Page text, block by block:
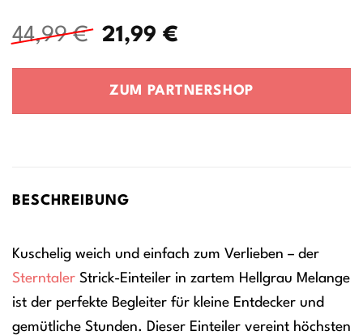
44,99€
Ursprünglicher
war:
21,99 €Aktueller
ist:
ZUM PARTNERSHOP
BESCHREIBUNG
Kuschelig weich und einfach zum Verlieben – der
Sterntaler Strick-Einteiler in zartem Hellgrau Melange
ist der perfekte Begleiter für kleine Entdecker und
gemütliche Stunden. Dieser Einteiler vereint höchsten